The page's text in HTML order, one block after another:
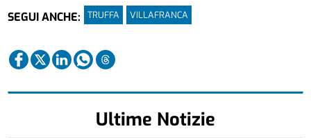
SEGUI ANCHE:
TRUFFA VILLAFRANCA
Ultime Notizie